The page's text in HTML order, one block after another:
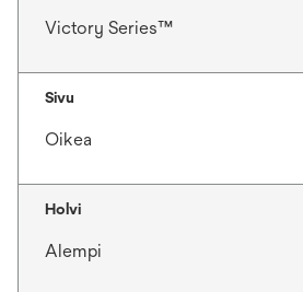
Victory Series™
Sivu
Oikea
Holvi
Alempi